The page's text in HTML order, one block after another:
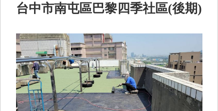
台中市南屯區巴黎四季社區(後期)